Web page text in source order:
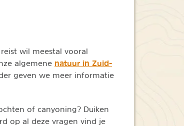
wil meestal vooral
algemene natuur in Zuid-
geven we meer informatie
of canyoning? Duiken
op al deze vragen vind je